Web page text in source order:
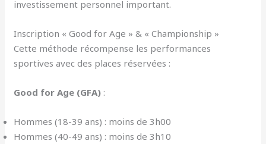
investissement personnel important.
Inscription « Good for Age » & « Championship »
Cette méthode récompense les performances
sportives avec des places réservées :
Good for Age (GFA) :
Hommes (18-39 ans) : moins de 3h00
Hommes (40-49 ans) : moins de 3h10